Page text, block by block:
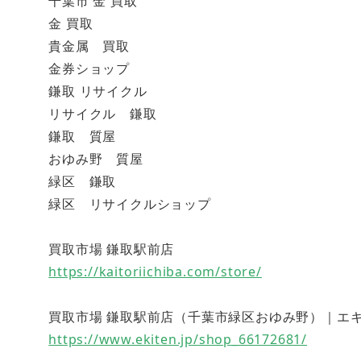
金 買取
貴金属 買取
金券ショップ
鎌取 リサイクル
リサイクル 鎌取
鎌取 質屋
おゆみ野 質屋
緑区 鎌取
緑区 リサイクルショップ
買取市場 鎌取駅前店
https://kaitoriichiba.com/store/
買取市場 鎌取駅前店（千葉市緑区おゆみ野）｜
https://www.ekiten.jp/shop_66172681/